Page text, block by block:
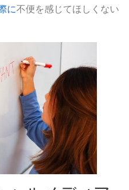
に不便を感じてほしくない